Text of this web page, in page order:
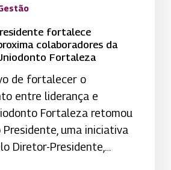
fortalece
colaboradores da
Fortaleza
de fortalecer o
entre liderança e
Fortaleza retomou
Presidente, uma iniciativa
Diretor-Presidente,…